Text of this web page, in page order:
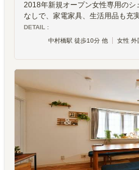
2018年新規オープン女性専用の
なしで、家電家具、生活用品も充
DETAIL :
中村橋駅 徒歩10分 他
女性 外